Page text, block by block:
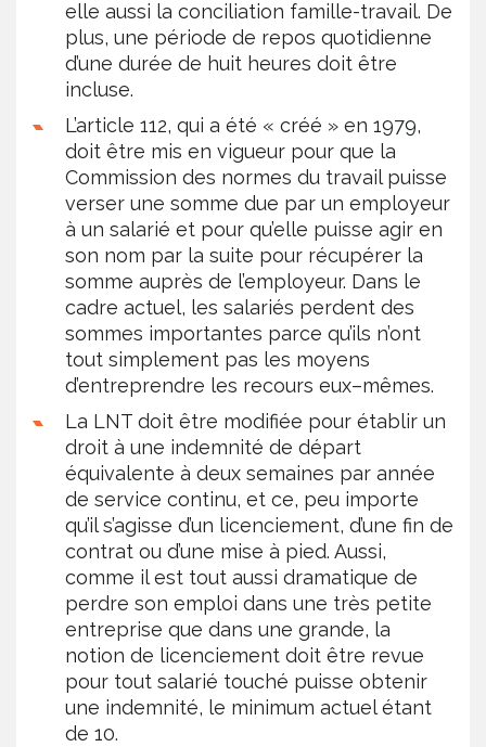
elle aussi la conciliation famille-travail. De
plus, une période de repos quotidienne
d’une durée de huit heures doit être
incluse.
L’article 112, qui a été « créé » en 1979,
doit être mis en vigueur pour que la
Commission des normes du travail puisse
verser une somme due par un employeur
à un salarié et pour qu’elle puisse agir en
son nom par la suite pour récupérer la
somme auprès de l’employeur. Dans le
cadre actuel, les salariés perdent des
sommes importantes parce qu’ils n’ont
tout simplement pas les moyens
d’entreprendre les recours eux–mêmes.
La LNT doit être modifiée pour établir un
droit à une indemnité de départ
équivalente à deux semaines par année
de service continu, et ce, peu importe
qu’il s’agisse d’un licenciement, d’une fin de
contrat ou d’une mise à pied. Aussi,
comme il est tout aussi dramatique de
perdre son emploi dans une très petite
entreprise que dans une grande, la
notion de licenciement doit être revue
pour tout salarié touché puisse obtenir
une indemnité, le minimum actuel étant
de 10.